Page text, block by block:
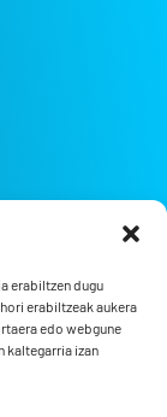
erabiltzen dugu
erabiltzeak aukera
edo webgune
kaltegarria izan